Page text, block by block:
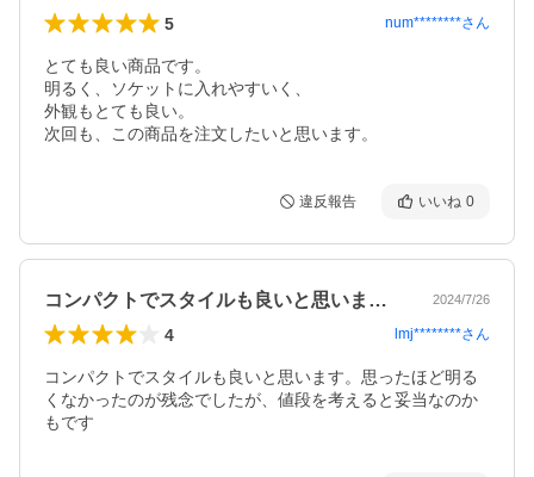
5 num********さん
とても良い商品です。
明るく、ソケットに入れやすいく、
外観もとても良い。
次回も、この商品を注文したいと思います。
違反報告 いいね 0
コンパクトでスタイルも良いと思います。… 2024/7/26
4 lmj********さん
コンパクトでスタイルも良いと思います。思ったほど明る
くなかったのが残念でしたが、値段を考えると妥当なのか
もです